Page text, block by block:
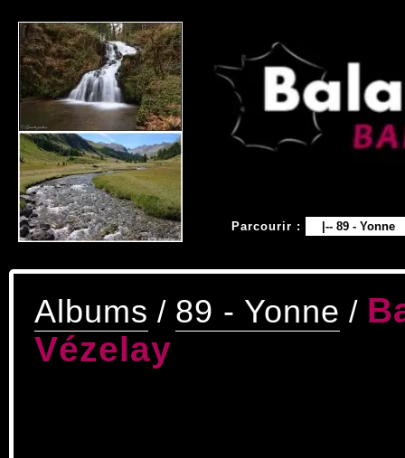
Parcourir :
Albums / 89 - Yonne /
Vézelay